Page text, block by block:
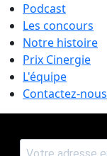
Podcast
Les concours
Notre histoire
Prix Cinergie
L'équipe
Contactez-nous